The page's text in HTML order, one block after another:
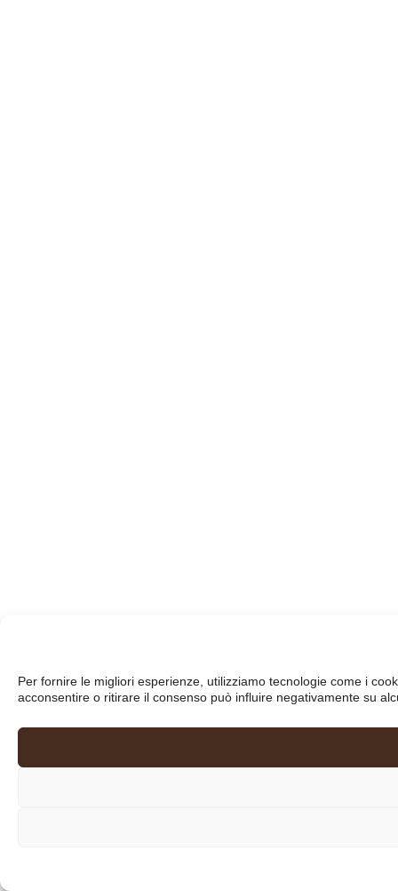
Per fornire le migliori esperienze, utilizziamo tecnologie come i
acconsentire o ritirare il consenso può influire negativamente su